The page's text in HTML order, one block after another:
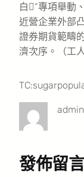
白”專項舉動
近營企業外部
證券期貨範疇
濟次序。（工
admin
發佈留言